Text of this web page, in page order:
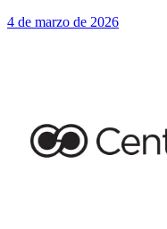
4 de marzo de 2026